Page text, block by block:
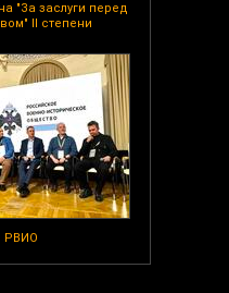
"За заслуги перед
II степени
РВИО